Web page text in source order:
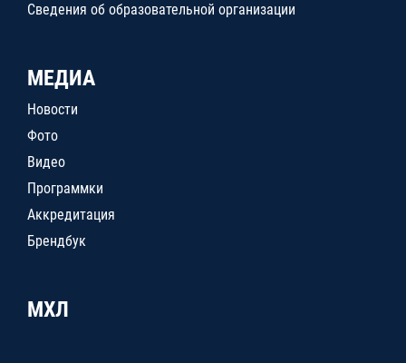
Сведения об образовательной организации
МЕДИА
Новости
Фото
Видео
Программки
Аккредитация
Брендбук
МХЛ